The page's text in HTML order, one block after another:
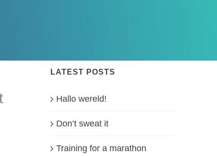
LATEST POSTS
Hallo wereld!
Don’t sweat it
Training for a marathon